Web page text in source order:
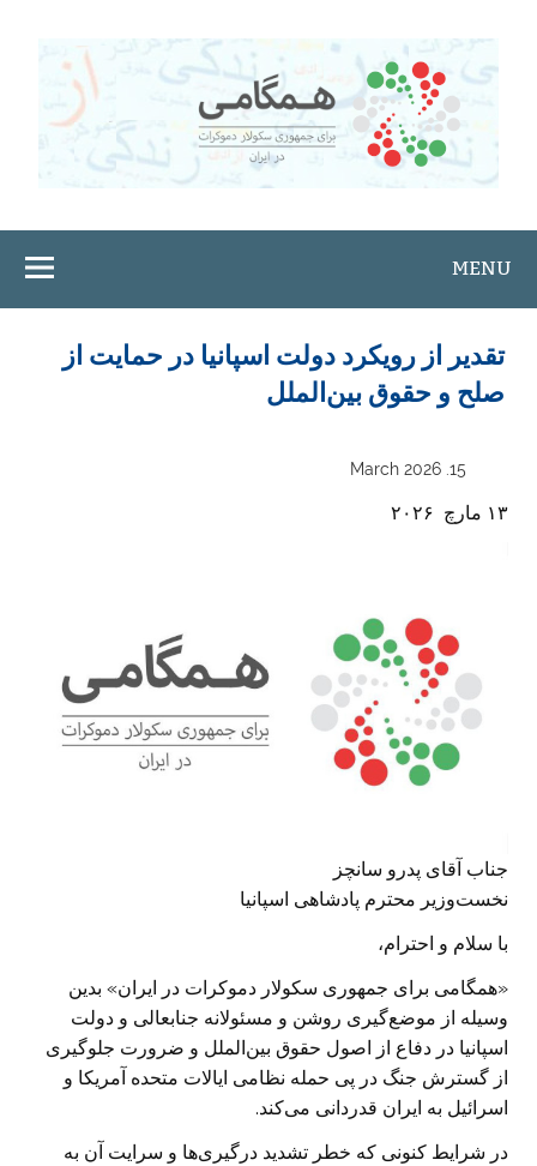
content
MENU
تقدیر از رویکرد دولت اسپانیا در حمایت از
صلح و حقوق بین‌الملل
15. March 2026
۱۳ مارچ ۲۰۲۶
جناب آقای پدرو سانچز
نخست‌وزیر محترم پادشاهی اسپانیا
با سلام و احترام،
«همگامی برای جمهوری سکولار دموکرات در ایران» بدین
وسیله از موضع‌گیری روشن و مسئولانه جنابعالی و دولت
اسپانیا در دفاع از اصول حقوق بین‌الملل و ضرورت جلوگیری
از گسترش جنگ در پی حمله نظامی ایالات متحده آمریکا و
اسرائیل به ایران قدردانی می‌کند.
در شرایط کنونی که خطر تشدید درگیری‌ها و سرایت آن به